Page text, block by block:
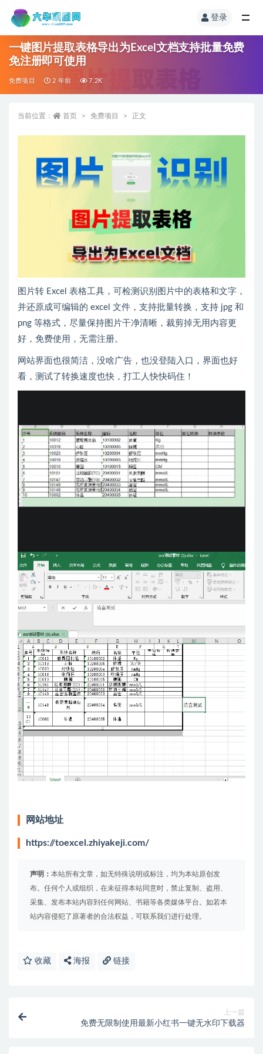
登录
一键图片提取表格导出为Excel文档支持批量免费
免注册即可使用
免费项目 2 年前 7.2K
当前位置： 首页 免费项目 正文
图片转 Excel 表格工具，可检测识别图片中的表格和文字，
并还原成可编辑的 excel 文件，支持批量转换，支持 jpg 和
png 等格式，尽量保持图片干净清晰，裁剪掉无用内容更
好，免费使用，无需注册。
网站界面也很简洁，没啥广告，也没登陆入口，界面也好
看，测试了转换速度也快，打工人快快码住！
网站地址
https://toexcel.zhiyakeji.com/
声明： 本站所有文章，如无特殊说明或标注，均为本站原创发
布。任何个人或组织，在未征得本站同意时，禁止复制、盗用、
采集、发布本站内容到任何网站、书籍等各类媒体平台。如若本
站内容侵犯了原著者的合法权益，可联系我们进行处理。
收藏 海报 链接
上一篇
免费无限制使用最新小红书一键无水印下载器